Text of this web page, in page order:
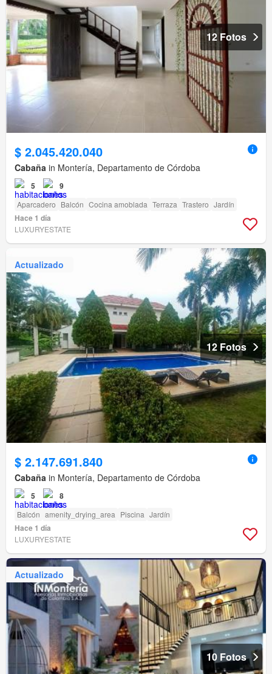
12 Fotos
$ 2.045.420.040
Cabaña in Montería, Departamento de Córdoba
5 9
Aparcadero Balcón Cocina amoblada Terraza Trastero Jardín
Hace 1 día
LUXURYESTATE
Actualizado
12 Fotos
$ 2.147.691.840
Cabaña in Montería, Departamento de Córdoba
5 8
Balcón amenity_drying_area Piscina Jardín
Hace 1 día
LUXURYESTATE
Actualizado
10 Fotos